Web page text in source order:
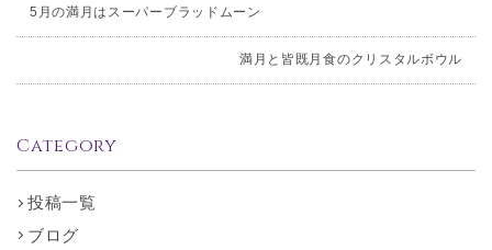
5月の満月はスーパーブラッドムーン
満月と皆既月食のクリスタルボウル
Category
投稿一覧
ブログ